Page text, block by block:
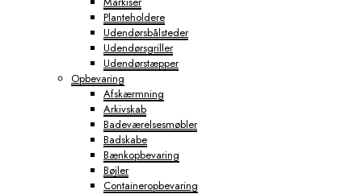
Planteholdere
Udendørsbålsteder
Udendørsgriller
Udendørstæpper
Opbevaring
Afskærmning
Arkivskab
Badeværelsesmøbler
Badskabe
Bænkopbevaring
Bøjler
Containeropbevaring